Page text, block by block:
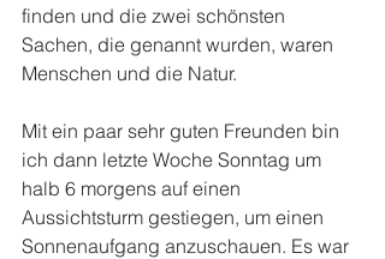
finden und die zwei schönsten
Sachen, die genannt wurden, waren
Menschen und die Natur.
Mit ein paar sehr guten Freunden bin
ich dann letzte Woche Sonntag um
halb 6 morgens auf einen
Aussichtsturm gestiegen, um einen
Sonnenaufgang anzuschauen. Es war